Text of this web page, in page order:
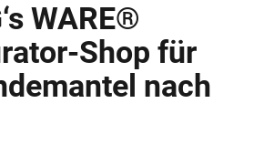
WARE®
Shop für
nach